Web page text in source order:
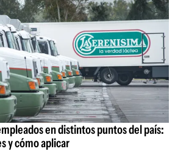
en distintos puntos del país:
y cómo aplicar